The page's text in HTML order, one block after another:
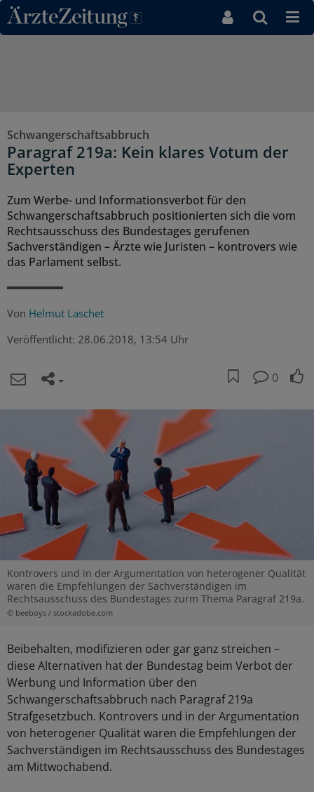
Direkt zum Inhaltsbereich
Schwangerschaftsabbruch
Paragraf 219a: Kein klares Votum der
Experten
Zum Werbe- und Informationsverbot für den
Schwangerschaftsabbruch positionierten sich die vom
Rechtsausschuss des Bundestages gerufenen
Sachverständigen – Ärzte wie Juristen – kontrovers wie
das Parlament selbst.
Von Helmut Laschet
Veröffentlicht: 28.06.2018, 13:54 Uhr
0
Kontrovers und in der Argumentation von heterogener Qualität
waren die Empfehlungen der Sachverständigen im
Rechtsausschuss des Bundestages zurm Thema Paragraf 219a.
© beeboys / stockadobe.com
Beibehalten, modifizieren oder gar ganz streichen –
diese Alternativen hat der Bundestag beim Verbot der
Werbung und Information über den
Schwangerschaftsabbruch nach Paragraf 219a
Strafgesetzbuch. Kontrovers und in der Argumentation
von heterogener Qualität waren die Empfehlungen der
Sachverständigen im Rechtsausschuss des Bundestages
am Mittwochabend.